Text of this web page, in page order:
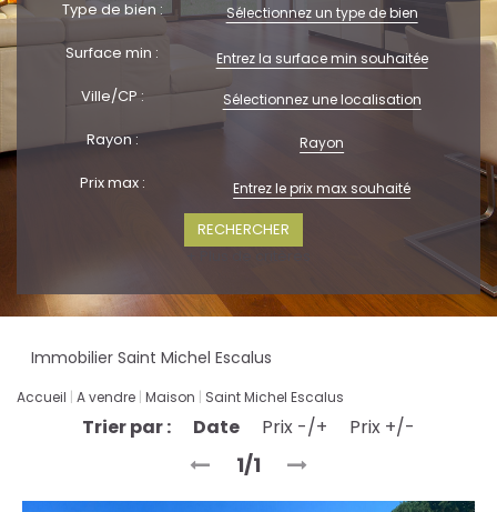
Type de bien : Sélectionnez un type de bien
Surface min :
Ville/CP : Sélectionnez une localisation
Rayon : Rayon
Prix max :
Immobilier Saint Michel Escalus
Accueil A vendre Maison Saint Michel Escalus
Trier par : Date Prix -/+ Prix +/-
1/1